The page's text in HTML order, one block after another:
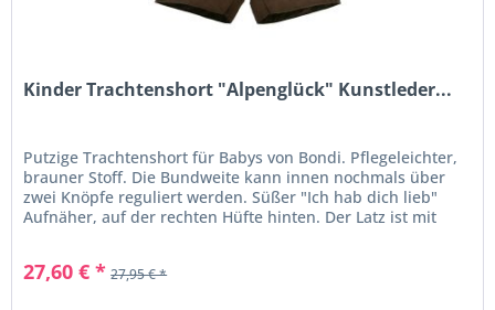
Kinder Trachtenshort "Alpenglück" Kunstleder...
Putzige Trachtenshort für Babys von Bondi. Pflegeleichter,
brauner Stoff. Die Bundweite kann innen nochmals über
zwei Knöpfe reguliert werden. Süßer "Ich hab dich lieb"
Aufnäher, auf der rechten Hüfte hinten. Der Latz ist mit
27,60 € * 27,95 € *